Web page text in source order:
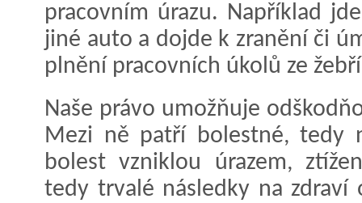
pracovním úrazu. Například
jiné auto a dojde k zranění či
plnění pracovních úkolů ze
Naše právo umožňuje
Mezi ně patří bolestné, tedy
bolest vzniklou úrazem,
tedy trvalé následky na zdraví